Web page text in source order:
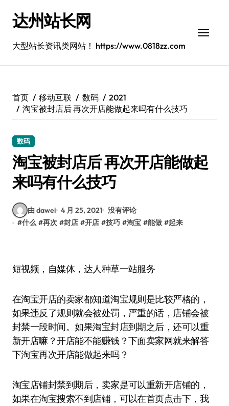
达州站长网
大型站长资讯类网站！ https://www.0818zz.com
首页 移动互联 数码
2021
淘宝被封店后 再次开店能做起来吗有什么技巧
数码
淘宝被封店后 再次开店能做起
来吗有什么技巧
由 dawei 4 月 25, 2021 没有评论
#什么 #再次 #封店 #开店 #技巧 #淘宝 #能做 #起来
短视频，自媒体，达人种草一站服务
在淘宝开店的卖家都知道淘宝规则是比较严格的，
如果违反了规则就会被处罚，严重的话，店铺会被
封禁一段时间。如果淘宝封店到期之后，还可以重
新开店嘛？开店能不能赚钱？下面卖家网就来解答
下淘宝再次开店能做起来吗？
淘宝店铺封禁到期后，卖家是可以重新开店铺的，
如果在淘宝搜索不到店铺，可以在首页点击下，我